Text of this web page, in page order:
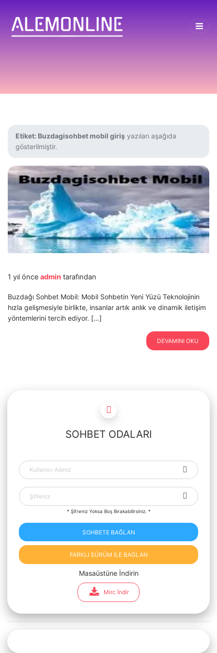
Etiket: Buzdagisohbet mobil giriş yazıları aşağıda
gösterilmiştir.
1 yıl önce admin tarafından
Buzdağı Sohbet Mobil: Mobil Sohbetin Yeni Yüzü Teknolojinin
hızla gelişmesiyle birlikte, insanlar artık anlık ve dinamik iletişim
yöntemlerini tercih ediyor. […]
DEVAMINI OKU
SOHBET ODALARI
* Şifreniz Yoksa Boş Bırakabilirsiniz. *
SOHBETE BAĞLAN
FARKLI SÜRÜM İLE BAĞLAN
Masaüstüne İndirin
Mirc İndir